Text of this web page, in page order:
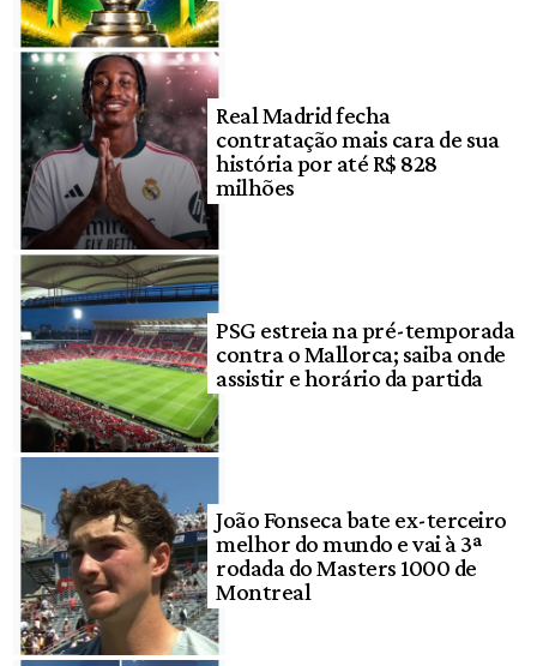
Real Madrid fecha
contratação mais cara de sua
história por até R$ 828
milhões
PSG estreia na pré-temporada
contra o Mallorca; saiba onde
assistir e horário da partida
João Fonseca bate ex-terceiro
melhor do mundo e vai à 3ª
rodada do Masters 1000 de
Montreal